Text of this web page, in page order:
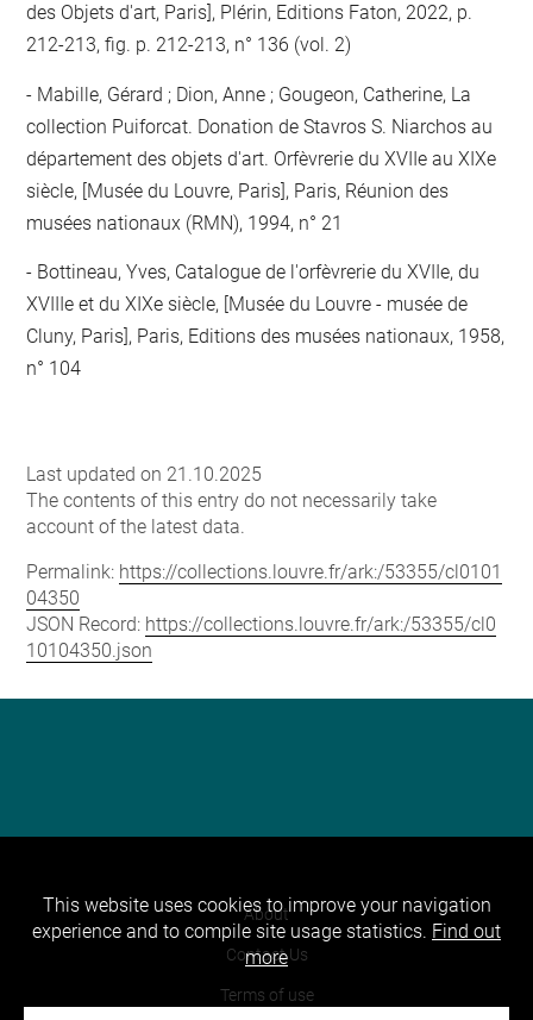
des Objets d'art, Paris], Plérin, Editions Faton, 2022, p.
212-213, fig. p. 212-213, n° 136 (vol. 2)
Mabille, Gérard ; Dion, Anne ; Gougeon, Catherine, La
collection Puiforcat. Donation de Stavros S. Niarchos au
département des objets d'art. Orfèvrerie du XVIIe au XIXe
siècle, [Musée du Louvre, Paris], Paris, Réunion des
musées nationaux (RMN), 1994, n° 21
Bottineau, Yves, Catalogue de l'orfèvrerie du XVIIe, du
XVIIIe et du XIXe siècle, [Musée du Louvre - musée de
Cluny, Paris], Paris, Editions des musées nationaux, 1958,
n° 104
Last updated on 21.10.2025
The contents of this entry do not necessarily take
account of the latest data.
Permalink: https://collections.louvre.fr/ark:/53355/cl0101
04350
JSON Record: https://collections.louvre.fr/ark:/53355/cl0
10104350.json
About
Contact Us
Terms of use
This website uses cookies to improve your navigation
experience and to compile site usage statistics. Find out
more